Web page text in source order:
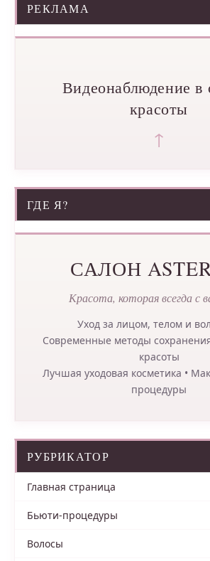
РЕКЛАМА
Видеонаблюдение в
красоты
↑
ГДЕ Я?
САЛОН
Красота, которая всегда с
Уход за лицом, телом и
Современные методы
красоты
Лучшая уходовая косметика •
процедуры
РУБРИКАТОР
Главная страница
Бьюти-процедуры
Волосы